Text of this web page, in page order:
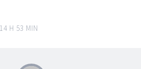
H 53 MIN